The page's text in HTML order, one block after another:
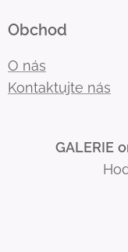
Obchod
O nás
Kontaktujte nás
GALERIE